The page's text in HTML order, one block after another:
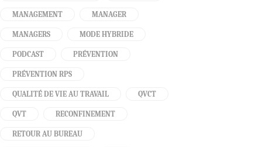
MANAGEMENT MANAGER
MANAGERS MODE HYBRIDE
PODCAST PRÉVENTION
PRÉVENTION RPS
QUALITÉ DE VIE AU TRAVAIL QVCT
QVT RECONFINEMENT
RETOUR AU BUREAU